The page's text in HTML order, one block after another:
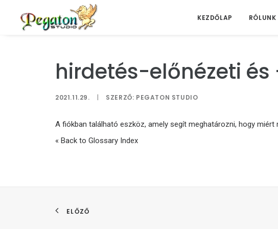
KEZDŐLAP RÓLUNK
hirdetés-előnézeti
2021.11.29. | SZERZŐ: PEGATON STUDIO
A fiókban található eszköz, amely segít meghatározni, hogy miért
« Back to Glossary Index
ELŐZŐ